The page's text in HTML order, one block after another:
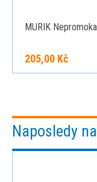
MURIK
205,00 Kč
Naposledy